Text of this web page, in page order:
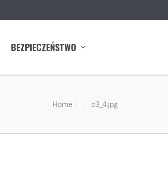
BEZPIECZEŃSTWO
Home p3_4.jpg